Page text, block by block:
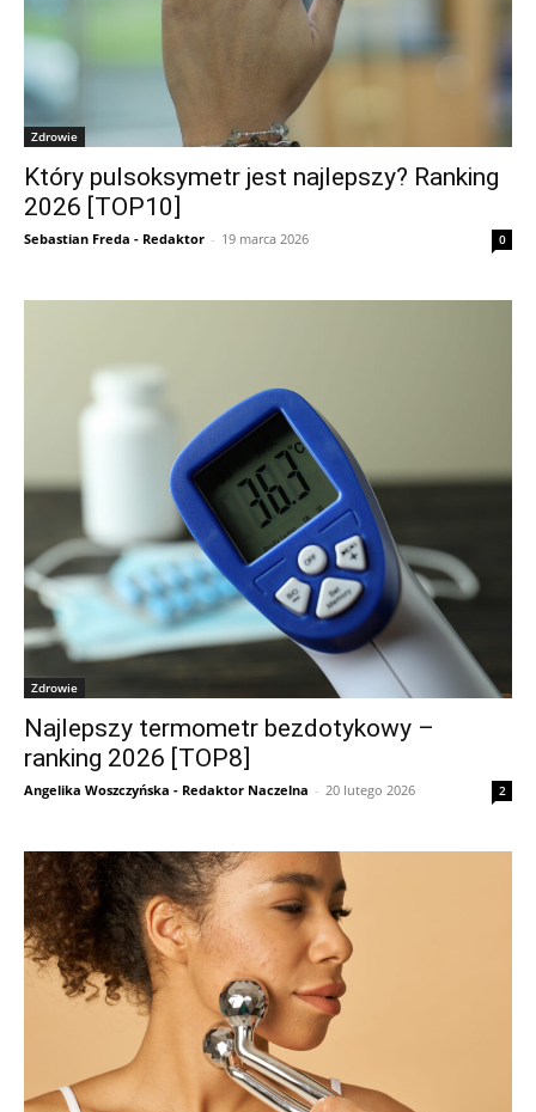
Zdrowie
Który pulsoksymetr jest najlepszy? Ranking
2026 [TOP10]
Sebastian Freda - Redaktor - 19 marca 2026 0
Zdrowie
Najlepszy termometr bezdotykowy –
ranking 2026 [TOP8]
Angelika Woszczyńska - Redaktor Naczelna - 20 lutego 2026 2